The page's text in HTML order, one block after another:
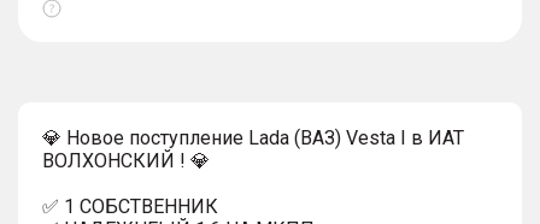
Показать
💎 Новое поступление Lada (ВАЗ) Vesta I в ИАТ
ВОЛХОНСКИЙ ! 💎
✅ 1 СОБСТВЕННИК